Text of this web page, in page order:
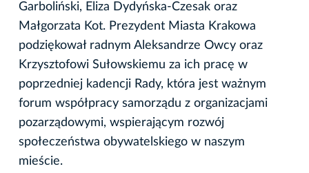
Garboliński, Eliza Dydyńska-Czesak oraz
Małgorzata Kot. Prezydent Miasta Krakowa
podziękował radnym Aleksandrze Owcy oraz
Krzysztofowi Sułowskiemu za ich pracę w
poprzedniej kadencji Rady, która jest ważnym
forum współpracy samorządu z organizacjami
pozarządowymi, wspierającym rozwój
społeczeństwa obywatelskiego w naszym
mieście.